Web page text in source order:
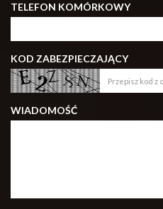
TELEFON KOMÓRKOWY
KOD ZABEZPIECZAJĄCY
WIADOMOŚĆ